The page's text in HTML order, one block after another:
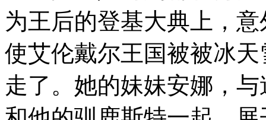
为王后的登基大典上，
使艾伦戴尔王国被被冰
走了。她的妹妹安娜，